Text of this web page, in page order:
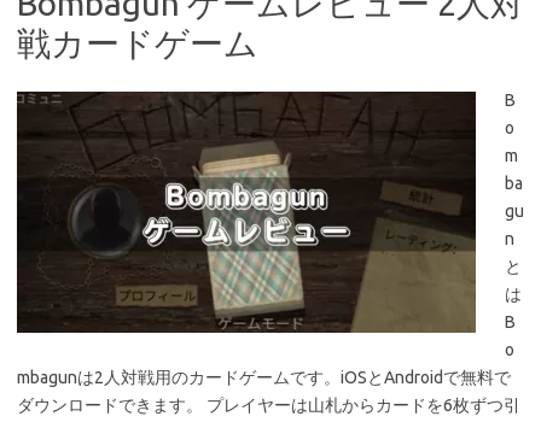
戦カードゲーム
B
o
m
ba
gu
n
と
は
B
o
mbagunは2人対戦用のカードゲームです。iOSとAndroidで無料で
ダウンロードできます。 プレイヤーは山札からカードを6枚ずつ引